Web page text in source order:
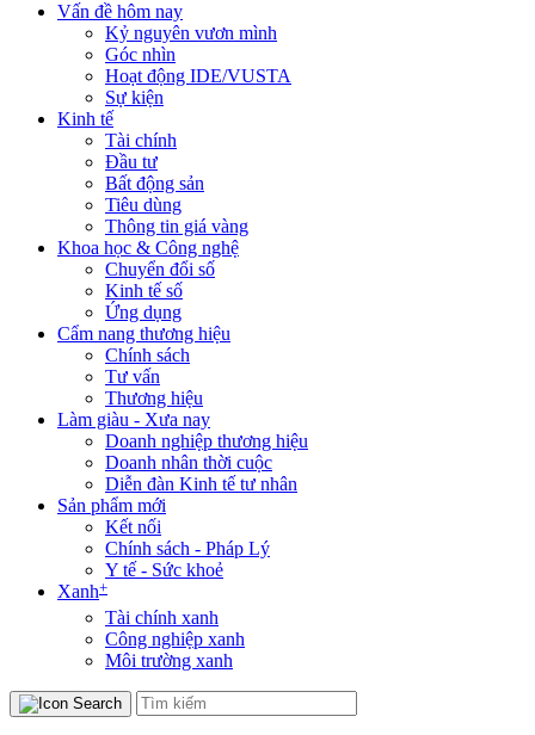
Vấn đề hôm nay
Kỷ nguyên vươn mình
Góc nhìn
Hoạt động IDE/VUSTA
Sự kiện
Kinh tế
Tài chính
Đầu tư
Bất động sản
Tiêu dùng
Thông tin giá vàng
Khoa học & Công nghệ
Chuyển đổi số
Kinh tế số
Ứng dụng
Cẩm nang thương hiệu
Chính sách
Tư vấn
Thương hiệu
Làm giàu - Xưa nay
Doanh nghiệp thương hiệu
Doanh nhân thời cuộc
Diễn đàn Kinh tế tư nhân
Sản phẩm mới
Kết nối
Chính sách - Pháp Lý
Y tế - Sức khoẻ
Xanh+
Tài chính xanh
Công nghiệp xanh
Môi trường xanh